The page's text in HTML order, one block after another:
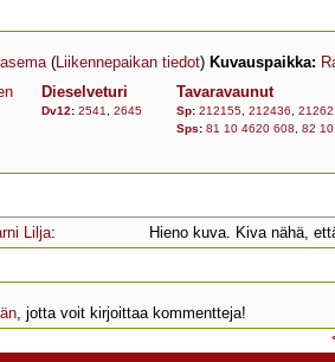
(Liikennepaikan tiedot) Kuvauspaikka:
Dieselveturi
Dv12: 2541 2645
Tavaravaunut
Sp: 212155 212436
Sps: 81 10 4620 608 82
Lilja: Hieno kuva. Kiva nähä,
, jotta voit kirjoittaa kommentteja!